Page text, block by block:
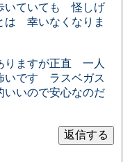
いていても 怪しげ
は 幸いなくなりま
りますが正直 一人
いです ラスベガス
いいので安心なのだ